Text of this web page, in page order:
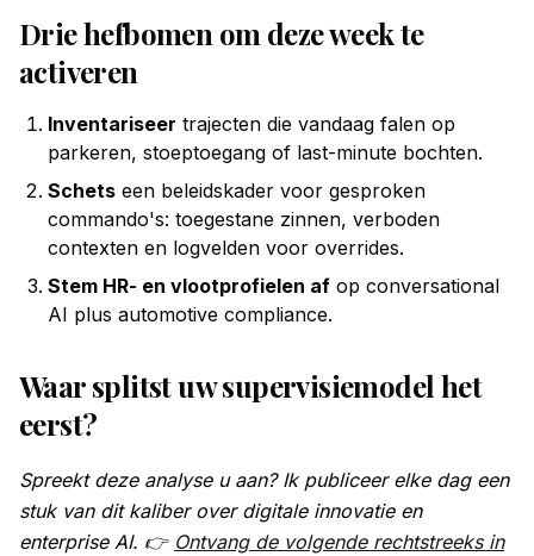
Drie hefbomen om deze week te
activeren
Inventariseer trajecten die vandaag falen op
parkeren, stoeptoegang of last-minute bochten.
Schets een beleidskader voor gesproken
commando's: toegestane zinnen, verboden
contexten en logvelden voor overrides.
Stem HR- en vlootprofielen af op conversational
AI plus automotive compliance.
Waar splitst uw supervisiemodel het
eerst?
Spreekt deze analyse u aan? Ik publiceer elke dag een
stuk van dit kaliber over digitale innovatie en
enterprise AI. 👉 Ontvang de volgende rechtstreeks in